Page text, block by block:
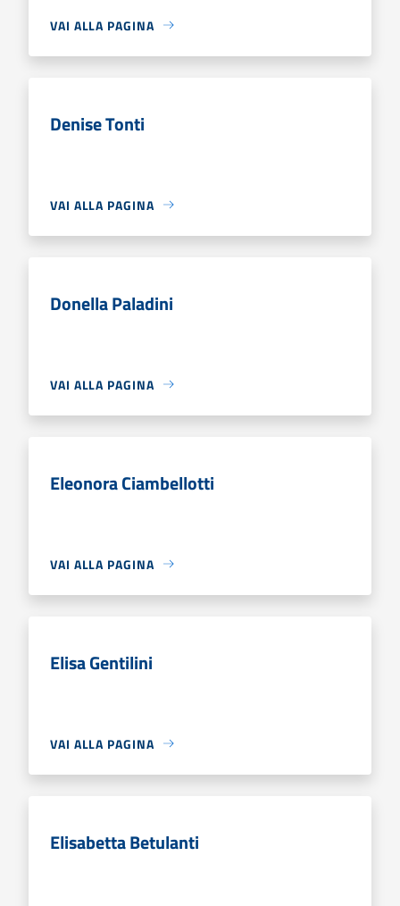
VAI ALLA PAGINA
Denise Tonti
VAI ALLA PAGINA
Donella Paladini
VAI ALLA PAGINA
Eleonora Ciambellotti
VAI ALLA PAGINA
Elisa Gentilini
VAI ALLA PAGINA
Elisabetta Betulanti